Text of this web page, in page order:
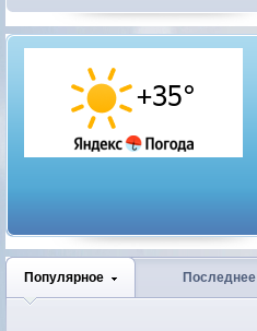
Популярное Последнее